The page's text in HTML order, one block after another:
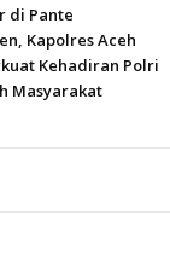
di Pante
Kapolres Aceh
Kehadiran Polri
Masyarakat